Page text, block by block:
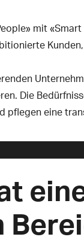
mit
Die
pflegen eine